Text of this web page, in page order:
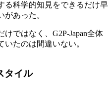
る科学的知見をできるだけ早
があった。
ではなく、G2P-Japan全体
たのは間違いない。
タイル